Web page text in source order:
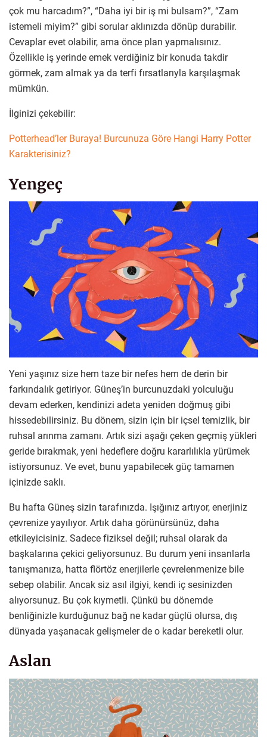
çok mu harcadım?”, “Daha iyi bir iş mi bulsam?”, “Zam
istemeli miyim?” gibi sorular aklınızda dönüp durabilir.
Cevaplar evet olabilir, ama önce plan yapmalısınız.
Özellikle iş yerinde emek verdiğiniz bir konuda takdir
görmek, zam almak ya da terfi fırsatlarıyla karşılaşmak
mümkün.
İlginizi çekebilir:
Potterhead’ler Buraya! Burcunuza Göre Hangi Harry Potter
Karakterisiniz?
Yengeç
Yeni yaşınız size hem taze bir nefes hem de derin bir
farkındalık getiriyor. Güneş’in burcunuzdaki yolculuğu
devam ederken, kendinizi adeta yeniden doğmuş gibi
hissedebilirsiniz. Bu dönem, sizin için bir içsel temizlik, bir
ruhsal arınma zamanı. Artık sizi aşağı çeken geçmiş yükleri
geride bırakmak, yeni hedeflere doğru kararlılıkla yürümek
istiyorsunuz. Ve evet, bunu yapabilecek güç tamamen
içinizde saklı.
Bu hafta Güneş sizin tarafınızda. Işığınız artıyor, enerjiniz
çevrenize yayılıyor. Artık daha görünürsünüz, daha
etkileyicisiniz. Sadece fiziksel değil; ruhsal olarak da
başkalarına çekici geliyorsunuz. Bu durum yeni insanlarla
tanışmanıza, hatta flörtöz enerjilerle çevrelenmenize bile
sebep olabilir. Ancak siz asıl ilgiyi, kendi iç sesinizden
alıyorsunuz. Bu çok kıymetli. Çünkü bu dönemde
benliğinizle kurduğunuz bağ ne kadar güçlü olursa, dış
dünyada yaşanacak gelişmeler de o kadar bereketli olur.
Aslan